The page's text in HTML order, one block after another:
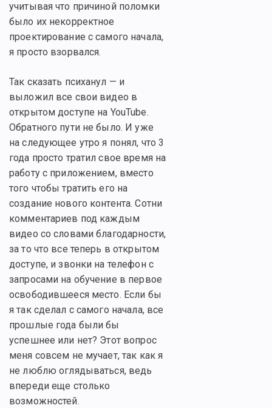
учитывая что причиной поломки
было их некорректное
проектирование с самого начала,
я просто взорвался.
Так сказать психанул — и
выложил все свои видео в
открытом доступе на YouTube.
Обратного пути не было. И уже
на следующее утро я понял, что 3
года просто тратил свое время на
работу с приложением, вместо
того чтобы тратить его на
создание нового контента. Сотни
комментариев под каждым
видео со словами благодарности,
за то что все теперь в открытом
доступе, и звонки на телефон с
запросами на обучение в первое
освободившееся место. Если бы
я так сделал с самого начала, все
прошлые года были бы
успешнее или нет? Этот вопрос
меня совсем не мучает, так как я
не люблю оглядываться, ведь
впереди еще столько
возможностей.